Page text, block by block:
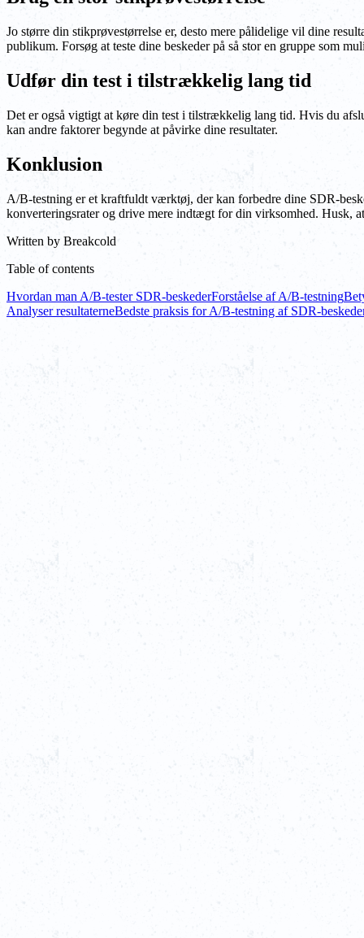
Jo større din stikprøvestørrelse er, desto mere pålidelige vil dine
publikum. Forsøg at teste dine beskeder på så stor en gruppe som
Udfør din test i tilstrækkelig lang tid
Det er også vigtigt at køre din test i tilstrækkelig lang tid. Hvis du
kan andre faktorer begynde at påvirke dine resultater.
Konklusion
A/B-testning er et kraftfuldt værktøj, der kan forbedre dine SDR-
konverteringsrater og drive mere indtægt for din virksomhed. Husk,
Written by Breakcold
Table of contents
Hvordan man A/B-tester SDR-beskederForståelse af A/B-testning
Analyser resultaterneBedste praksis for A/B-testning af SDR-